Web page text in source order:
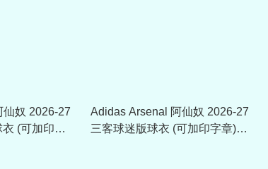
奴 2026-27
(可加印字
Adidas Arsenal 阿仙奴 2026-27
三客球迷版球衣 (可加印字章)